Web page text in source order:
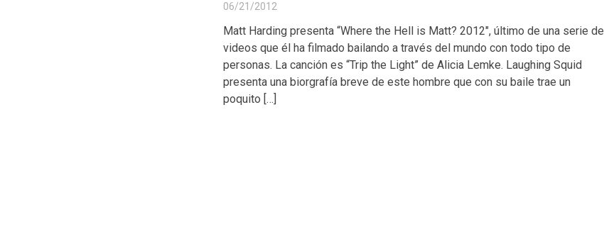
06/21/2012
Matt Harding presenta “Where the Hell is Matt? 2012″, último de una serie de
videos que él ha filmado bailando a través del mundo con todo tipo de
personas. La canción es “Trip the Light” de Alicia Lemke. Laughing Squid
presenta una biorgrafía breve de este hombre que con su baile trae un
poquito […]